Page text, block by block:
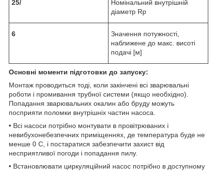
25/
Номінальний внутрішній
діаметр Rp
6
Значення потужності,
наближене до макс. висоті
подачі [м]
Основні моменти підготовки до запуску:
Монтаж проводиться тоді, коли закінчені всі зварювальні
роботи і промивання трубної системи (якщо необхідно).
Попадання зварювальних окалин або бруду можуть
посприяти поломки внутрішніх частин насоса.
• Всі насоси потрібно монтувати в провітрюваних і
невибухонебезпечних приміщеннях, де температура буде не
менше 0 С, і постаратися забезпечити захист від
несприятливої погоди і попадання пилу.
• Встановлювати циркуляційний насос потрібно в доступному